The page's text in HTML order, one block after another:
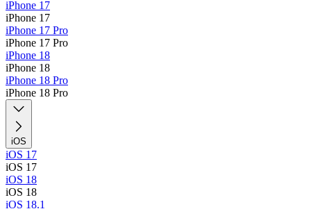
iPhone 17
iPhone 17
iPhone 17 Pro
iPhone 17 Pro
iPhone 18
iPhone 18
iPhone 18 Pro
iPhone 18 Pro
iOS
iOS 17
iOS 17
iOS 18
iOS 18
iOS 18.1